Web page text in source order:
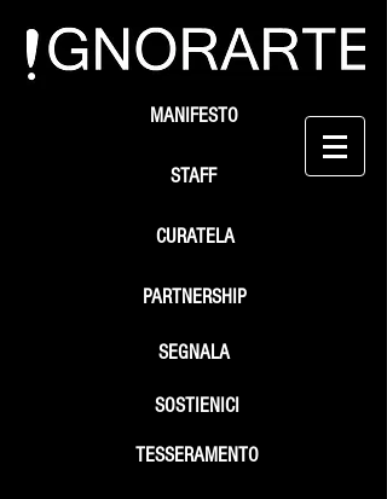
STAFF
SEGNALA
SOSTIENICI
MANIFESTO
PARTNERSHIP
TESSERAMENTO
CURATELA